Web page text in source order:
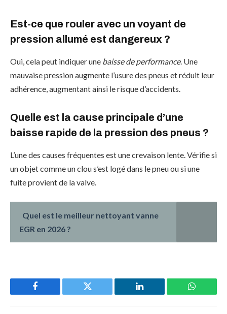
Est-ce que rouler avec un voyant de
pression allumé est dangereux ?
Oui, cela peut indiquer une baisse de performance. Une
mauvaise pression augmente l’usure des pneus et réduit leur
adhérence, augmentant ainsi le risque d’accidents.
Quelle est la cause principale d’une
baisse rapide de la pression des pneus ?
L’une des causes fréquentes est une crevaison lente. Vérifie si
un objet comme un clou s’est logé dans le pneu ou si une
fuite provient de la valve.
Quel est le meilleur nettoyant vanne
EGR en 2026 ?
Facebook Twitter LinkedIn